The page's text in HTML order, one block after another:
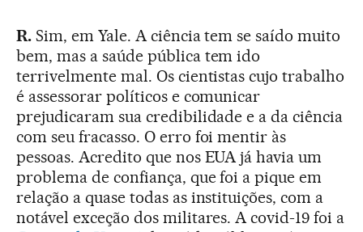
R. Sim, em Yale. A ciência tem se saído muito
bem, mas a saúde pública tem ido
terrivelmente mal. Os cientistas cujo trabalho
é assessorar políticos e comunicar
prejudicaram sua credibilidade e a da ciência
com seu fracasso. O erro foi mentir às
pessoas. Acredito que nos EUA já havia um
problema de confiança, que foi a pique em
relação a quase todas as instituições, com a
notável exceção dos militares. A covid-19 foi a